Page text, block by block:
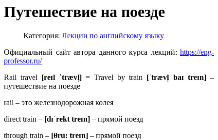
Путешествие на поезде
Категория: Лекции по английскому языку
Официальный сайт автора данного курса лекций: https://eng-
professor.ru/
Rail travel [reɪl ˈtrævl̩]= Travel by train [ˈtrævl̩ baɪ treɪn] –
путешествие на поезде
rail – это железнодорожная колея
direct train – [dɪˈrekt treɪn] – прямой поезд
through train – [θru: treɪn] – прямой поезд